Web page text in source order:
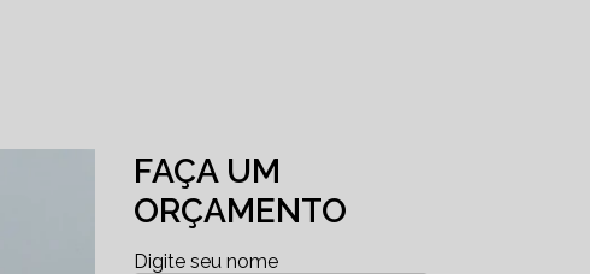
FAÇA UM
ORÇAMENTO
Digite seu nome